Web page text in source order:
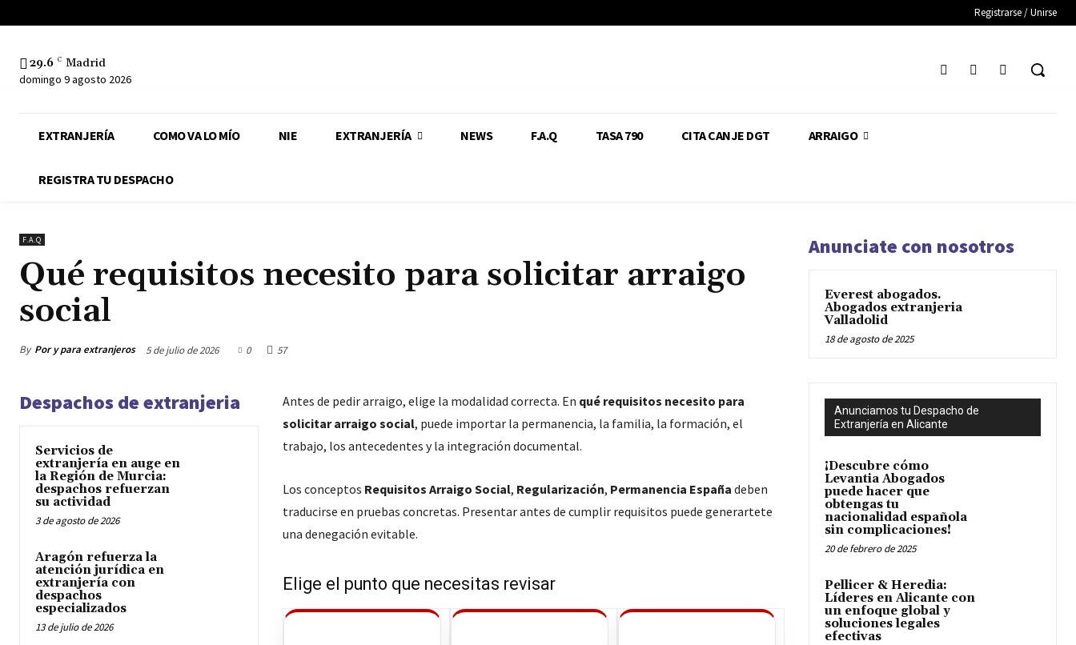
Registrarse / Unirse
29.6 C Madrid
domingo 9 agosto 2026
EXTRANJERÍA COMO VA LO MÍO NIE EXTRANJERÍA NEWS F.A.Q TASA 790 CITA CANJE DGT ARRAIGO
REGISTRA TU DESPACHO
F.A.Q
Qué requisitos necesito para solicitar arraigo
social
By Por y para extranjeros 5 de julio de 2026 0 57
Despachos de extranjeria
Servicios de
extranjería en auge en
la Región de Murcia:
despachos refuerzan
su actividad
3 de agosto de 2026
Aragón refuerza la
atención jurídica en
extranjería con
despachos
especializados
13 de julio de 2026
Antes de pedir arraigo, elige la modalidad correcta. En qué requisitos necesito para
solicitar arraigo social, puede importar la permanencia, la familia, la formación, el
trabajo, los antecedentes y la integración documental.
Los conceptos Requisitos Arraigo Social, Regularización, Permanencia España deben
traducirse en pruebas concretas. Presentar antes de cumplir requisitos puede generartete
una denegación evitable.
Elige el punto que necesitas revisar
Anunciate con nosotros
Everest abogados.
Abogados extranjeria
Valladolid
18 de agosto de 2025
Anunciamos tu Despacho de
Extranjería en Alicante
¡Descubre cómo
Levantia Abogados
puede hacer que
obtengas tu
nacionalidad española
sin complicaciones!
20 de febrero de 2025
Pellicer & Heredia:
Líderes en Alicante con
un enfoque global y
soluciones legales
efectivas